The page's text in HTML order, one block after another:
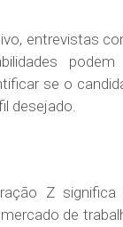
entrevistas
se o
desejado.
Z
de